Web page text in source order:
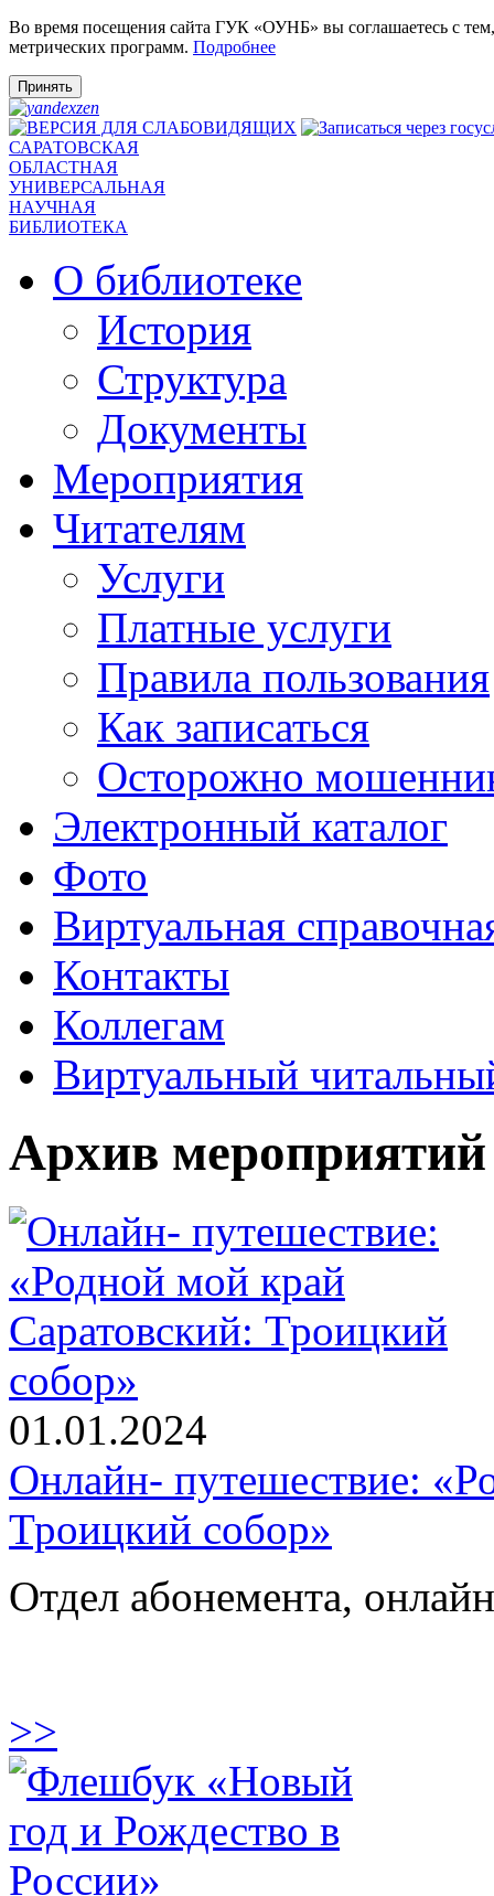
Во время посещения сайта ГУК «ОУНБ» вы соглашаетесь с
метрических программ. Подробнее
Принять
САРАТОВСКАЯ
ОБЛАСТНАЯ
УНИВЕРСАЛЬНАЯ
НАУЧНАЯ
БИБЛИОТЕКА
О библиотеке
История
Структура
Документы
Мероприятия
Читателям
Услуги
Платные услуги
Правила пользования
Как записаться
Осторожно
Электронный каталог
Фото
Виртуальная
Контакты
Коллегам
Виртуальный
Архив мероприятий
01.01.2024
Онлайн- путешествие:
Троицкий собор»
Отдел абонемента,
>>